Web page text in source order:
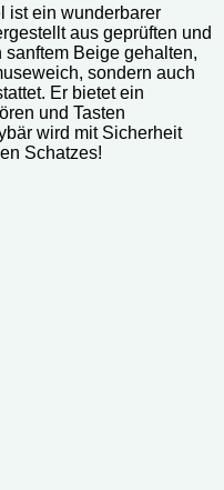
ist ein wunderbarer
aus geprüften und
Beige gehalten,
sondern auch
Er bietet ein
und Tasten
wird mit Sicherheit
Schatzes!